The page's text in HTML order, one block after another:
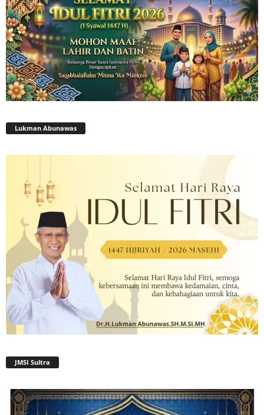
Lukman Abunawas
JMSI Sultra